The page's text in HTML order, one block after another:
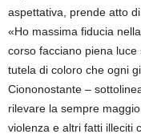
aspettativa, prende atto
«Ho massima fiducia
corso facciano piena
tutela di coloro che ogni
Ciononostante –
rilevare la sempre
violenza e altri fatti illeciti